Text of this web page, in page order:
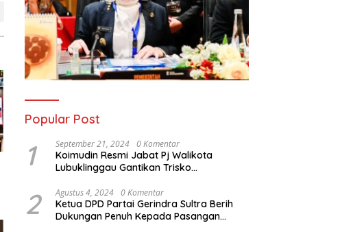
Popular Post
1 September 21, 2024 0 Komentar
Koimudin Resmi Jabat Pj Walikota
Lubuklinggau Gantikan Trisko
2 Agustus 4, 2024 0 Komentar
Ketua DPD Partai Gerindra Sultra Berih
Dukungan Penuh Kepada Pasangan